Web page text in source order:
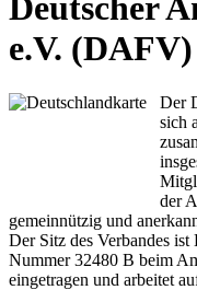
Deutscher
e.V. (DAFV)
Der
sich
der
gemeinnützig und
Der Sitz des Verbandes
Nummer 32480 B beim
eingetragen und arbeitet